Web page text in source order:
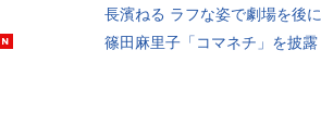
長濱ねる ラフな姿で劇場を後に
篠田麻里子「コマネチ」を披露